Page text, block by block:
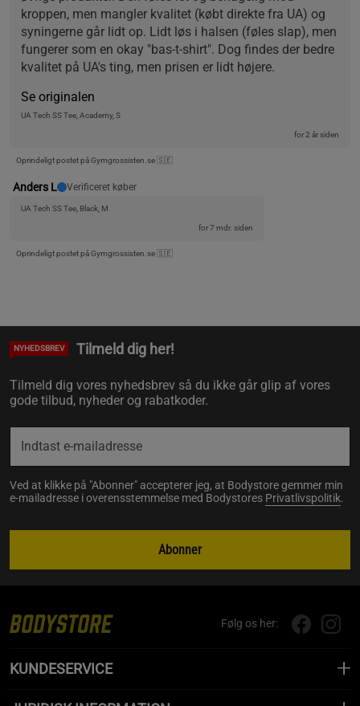
kroppen, men mangler kvalitet (købt direkte fra UA) og
syningerne går lidt op. Lidt løs i halsen (føles slap), men
fungerer som en okay "bas-t-shirt". Dog findes der bedre
kvalitet på UA's ting, men prisen er lidt højere.
Se originalen
UA Tech SS Tee, Academy, S
for 2 år siden
Oprindeligt postet på Gymgrossisten.se 🇸🇪
Anders L Verificeret køber
UA Tech SS Tee, Black, M
for 7 mdr. siden
Oprindeligt postet på Gymgrossisten.se 🇸🇪
NYHEDSBREV Tilmeld dig her!
Tilmeld dig vores nyhedsbrev så du ikke går glip af vores
gode tilbud, nyheder og rabatkoder.
Ved at klikke på "Abonner" accepterer jeg, at Bodystore gemmer min
e-mailadresse i overensstemmelse med Bodystores Privatlivspolitik.
Abonner
Følg os her:
KUNDESERVICE